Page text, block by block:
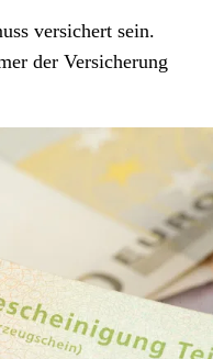
versichert sein.
der Versicherung